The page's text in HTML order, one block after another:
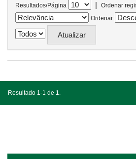
Resultados/Página |
Ordenar
Ordenar
Resultado 1-1 de 1.